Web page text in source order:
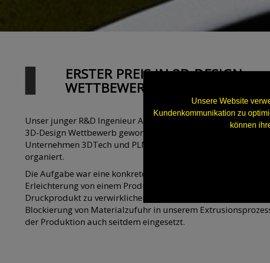
Unsere Website
Kundenkommunikation zu
können
ERSTER PREIS IN 3D-DESIGN
WETTBEWERB!
Unser junger R&D Ingenieur Aleksi Enqvist hat den ersten
3D-Design Wettbewerb gewonnen. Der Wettbewerb war von
Unternehmen 3DTech und PLM Group in der 3D-Druckbranche
organiert.
Die Aufgabe war eine konkrete Innovation und Produkt zur
Erleichterung von einem Produktionsprozess durch ein 3D-
Druckprodukt zu verwirklichen. Aleksis Innovation verhindert
Blockierung von Materialzufuhr in unserem
der Produktion auch seitdem eingesetzt.